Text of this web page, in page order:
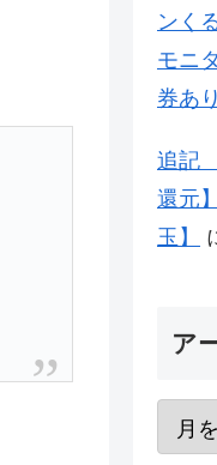
ンく
モニ
券あ
追記
還元
玉】
ア